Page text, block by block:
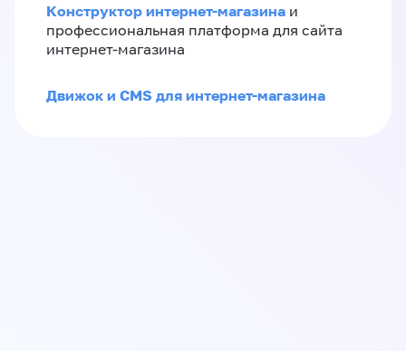
Конструктор интернет-магазина и
профессиональная платформа для сайта
интернет-магазина
Движок и CMS для интернет-магазина